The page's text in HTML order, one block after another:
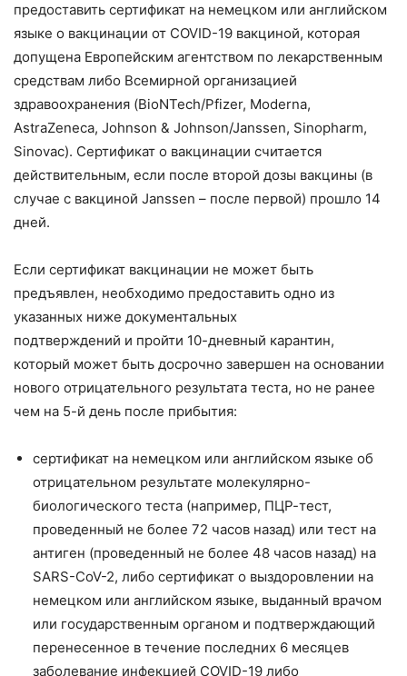
предоставить сертификат на немецком или английском
языке о вакцинации от COVID-19 вакциной, которая
допущена Европейским агентством по лекарственным
средствам либо Всемирной организацией
здравоохранения (BioNTech/Pfizer, Moderna,
AstraZeneca, Johnson & Johnson/Janssen, Sinopharm,
Sinovac). Сертификат о вакцинации считается
действительным, если после второй дозы вакцины (в
случае с вакциной Janssen – после первой) прошло 14
дней.
Если сертификат вакцинации не может быть
предъявлен, необходимо предоставить одно из
указанных ниже документальных
подтверждений и пройти 10-дневный карантин,
который может быть досрочно завершен на основании
нового отрицательного результата теста, но не ранее
чем на 5-й день после прибытия:
сертификат на немецком или английском языке об
отрицательном результате молекулярно-
биологического теста (например, ПЦР-тест,
проведенный не более 72 часов назад) или тест на
антиген (проведенный не более 48 часов назад) на
SARS-CoV-2, либо сертификат о выздоровлении на
немецком или английском языке, выданный врачом
или государственным органом и подтверждающий
перенесенное в течение последних 6 месяцев
заболевание инфекцией COVID-19 либо